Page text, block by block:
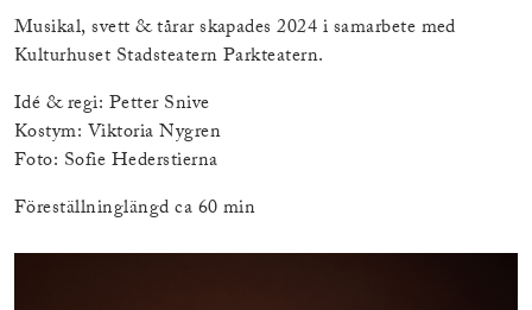
Musikal, svett & tårar skapades 2024 i samarbete med
Kulturhuset Stadsteatern Parkteatern.
Idé & regi: Petter Snive
Kostym: Viktoria Nygren
Foto: Sofie Hederstierna
Föreställninglängd ca 60 min